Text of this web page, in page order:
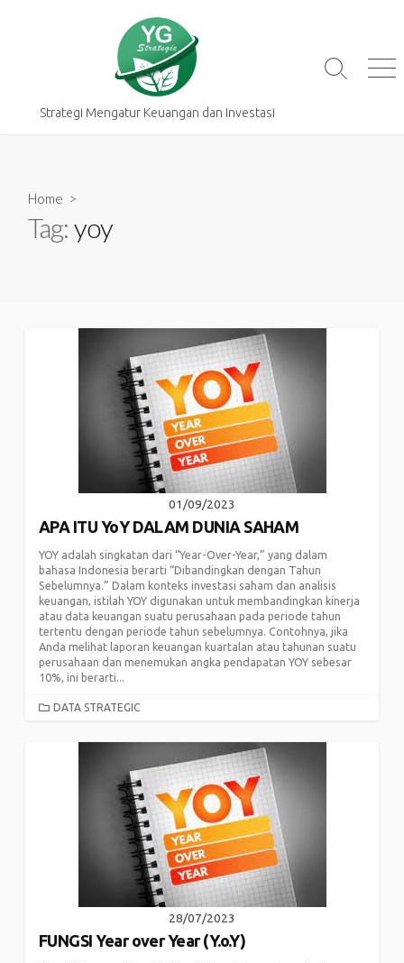
Strategi Mengatur Keuangan dan Investasi
Search
Home >
Tag:yoy
01/09/2023
APA ITU YoY DALAM DUNIA SAHAM
YOY adalah singkatan dari “Year-Over-Year,” yang dalam
bahasa Indonesia berarti “Dibandingkan dengan Tahun
Sebelumnya.” Dalam konteks investasi saham dan analisis
keuangan, istilah YOY digunakan untuk membandingkan kinerja
atau data keuangan suatu perusahaan pada periode tahun
tertentu dengan periode tahun sebelumnya. Contohnya, jika
Anda melihat laporan keuangan kuartalan atau tahunan suatu
perusahaan dan menemukan angka pendapatan YOY sebesar
10%, ini berarti...
CATEGORIES
DATA STRATEGIC
28/07/2023
FUNGSI Year over Year (Y.o.Y)